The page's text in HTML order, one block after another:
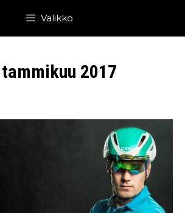
Valikko
tammikuu 2017